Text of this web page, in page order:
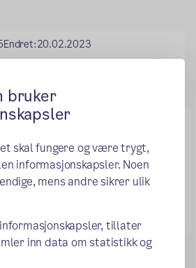
bruker
skal fungere og være trygt,
informasjonskapsler. Noen
mens andre sikrer ulik
tillater
inn data om statistikk og
Endret:20.02.2023
Ordensreglement
(ekstern
og oppførsel ved lilleborg